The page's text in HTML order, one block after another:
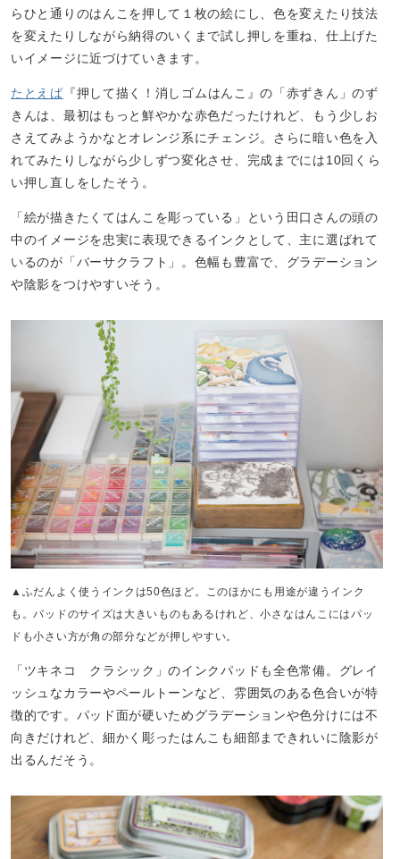
らひと通りのはんこを押して１枚の絵にし、色を変えたり技法
を変えたりしながら納得のいくまで試し押しを重ね、仕上げた
いイメージに近づけていきます。
たとえば 『押して描く！消しゴムはんこ』の「赤ずきん」のず
きんは、最初はもっと鮮やかな赤色だったけれど、もう少しお
さえてみようかなとオレンジ系にチェンジ。さらに暗い色を入
れてみたりしながら少しずつ変化させ、完成までには10回くら
い押し直しをしたそう。
「絵が描きたくてはんこを彫っている」という田口さんの頭の
中のイメージを忠実に表現できるインクとして、主に選ばれて
いるのが「バーサクラフト」。色幅も豊富で、グラデーション
や陰影をつけやすいそう。
▲ふだんよく使うインクは50色ほど。このほかにも用途が違うインク
も。パッドのサイズは大きいものもあるけれど、小さなはんこにはパッ
ドも小さい方が角の部分などが押しやすい。
「ツキネコ クラシック」のインクパッドも全色常備。グレイ
ッシュなカラーやペールトーンなど、雰囲気のある色合いが特
徴的です。パッド面が硬いためグラデーションや色分けには不
向きだけれど、細かく彫ったはんこも細部まできれいに陰影が
出るんだそう。